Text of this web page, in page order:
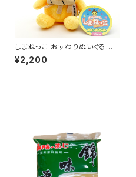
しまねっこ おすわりぬいぐるみ
(15cm)
¥2,200